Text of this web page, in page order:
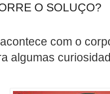
O SOLUÇO?
com o
algumas